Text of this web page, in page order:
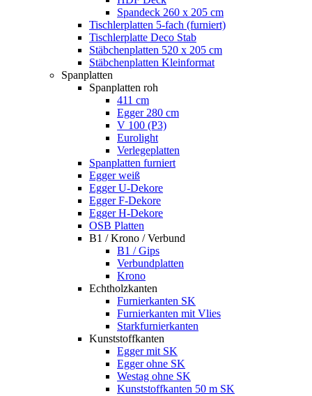
Spandeck 260 x 205 cm
Tischlerplatten 5-fach (furniert)
Tischlerplatte Deco Stab
Stäbchenplatten 520 x 205 cm
Stäbchenplatten Kleinformat
Spanplatten
Spanplatten roh
411 cm
Egger 280 cm
V 100 (P3)
Eurolight
Verlegeplatten
Spanplatten furniert
Egger weiß
Egger U-Dekore
Egger F-Dekore
Egger H-Dekore
OSB Platten
B1 / Krono / Verbund
B1 / Gips
Verbundplatten
Krono
Echtholzkanten
Furnierkanten SK
Furnierkanten mit Vlies
Starkfurnierkanten
Kunststoffkanten
Egger mit SK
Egger ohne SK
Westag ohne SK
Kunststoffkanten 50 m SK